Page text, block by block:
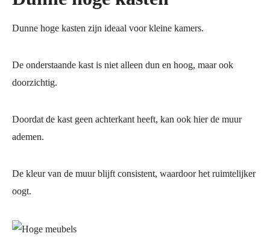
Dunne hoge kasten zijn ideaal voor kleine kamers.
De onderstaande kast is niet alleen dun en hoog, maar ook
doorzichtig.
Doordat de kast geen achterkant heeft, kan ook hier de muur
ademen.
De kleur van de muur blijft consistent, waardoor het ruimtelijker
oogt.